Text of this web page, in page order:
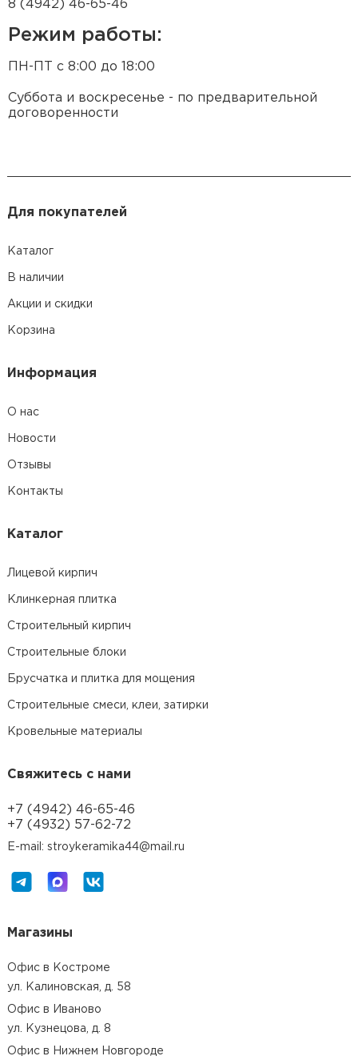
8 (4942) 46-65-46
Режим работы:
ПН-ПТ с 8:00 до 18:00
Суббота и воскресенье - по предварительной
договоренности
Для покупателей
Каталог
В наличии
Акции и скидки
Корзина
Информация
О нас
Новости
Отзывы
Контакты
Каталог
Лицевой кирпич
Клинкерная плитка
Строительный кирпич
Строительные блоки
Брусчатка и плитка для мощения
Строительные смеси, клеи, затирки
Кровельные материалы
Свяжитесь с нами
+7 (4942) 46-65-46
+7 (4932) 57-62-72
E-mail: stroykeramika44@mail.ru
Магазины
Офис в Костроме
ул. Калиновская, д. 58
Офис в Иваново
ул. Кузнецова, д. 8
Офис в Нижнем Новгороде